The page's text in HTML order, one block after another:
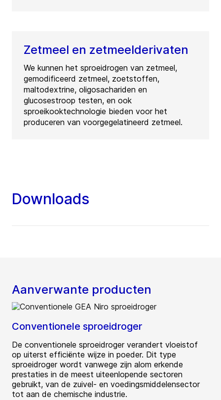
Zetmeel en zetmeelderivaten
We kunnen het sproeidrogen van zetmeel,
gemodificeerd zetmeel, zoetstoffen,
maltodextrine, oligosachariden en
glucosestroop testen, en ook
sproeikooktechnologie bieden voor het
produceren van voorgegelatineerd zetmeel.
Downloads
Aanverwante producten
Conventionele sproeidroger
De conventionele sproeidroger verandert vloeistof
op uiterst efficiënte wijze in poeder. Dit type
sproeidroger wordt vanwege zijn alom erkende
prestaties in de meest uiteenlopende sectoren
gebruikt, van de zuivel- en voedingsmiddelensector
tot aan de chemische industrie.